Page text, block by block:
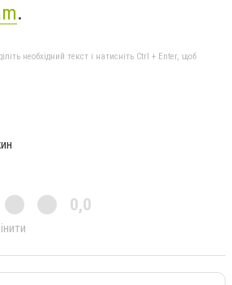
.
необхідний текст і натисніть Ctrl + Enter, щоб
0,0